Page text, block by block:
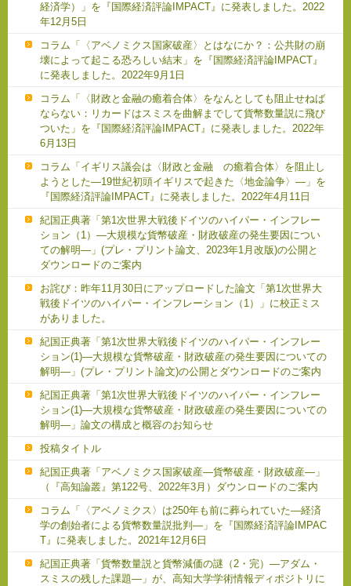
経済学）」を『国際経済評論IMPACT』に発表しました。2022
年12月5日
コラム「〈アベノミクス国家破産〉とはなにか？：公共財の崩
壊によって起こる恐ろしい結末」を『国際経済評論IMPACT』
に発表しました。2022年9月1日
コラム「〈財政と金融の癒着合体〉をなんとしても阻止せねば
ならない：リカードはスミスを曲解までして貨幣数量説に飛び
ついた」を『国際経済評論IMPACT』に発表しました。2022年
6月13日
コラム「イギリス議会は〈財政と金融 の癒着合体〉を阻止し
ようとした―19世紀初頭イギリスで起きた〈地金論争〉―」を
『国際経済評論IMPACT』に発表しました。2022年4月11日
紀国正典著「第1次世界大戦後ドイツのハイパー・インフレー
ション（1）―大規模な貨幣破産・財政破産の発生要因につい
ての解明―」(プレ・プリント論文、2023年1月改版)の公開と
ダウンロードのご案内
お詫び：昨年11月30日にアップロードした論文「第1次世界大
戦後ドイツのハイパー・インフレーション（1）」に校正ミス
がありました。
紀国正典著「第1次世界大戦後ドイツのハイパー・インフレー
ション(1)―大規模な貨幣破産・財政破産の発生要因についての
解明―」(プレ・プリント論文)の公開とダウンロードのご案内
紀国正典著「第1次世界大戦後ドイツのハイパー・インフレー
ション(1)―大規模な貨幣破産・財政破産の発生要因についての
解明―」論文の構成と概容のお知らせ
投稿タイトル
紀国正典著「アベノミクス国家破産―貨幣破産・財政破産―」
（『高知論叢』第122号、2022年3月）ダウンロードのご案内
コラム「〈アベノミクス〉は250年も前に葬られていた―経済
学の創始者による貨幣数量説批判―」を『国際経済評論IMPAC
T』に発表しました。2021年12月6日
紀国正典著「貨幣数量説と貨幣減価の謎（2・完）―アダム・
スミスの残した課題―」が、高知大学学術情報ディポジトリに